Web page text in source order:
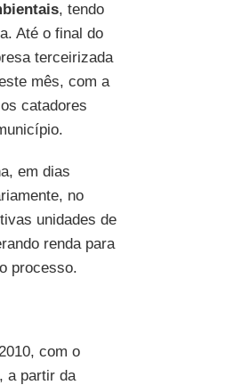
, tendo
Até o final do
terceirizada
mês, com a
catadores
em dias
no
unidades de
renda para
processo.
com o
a partir da